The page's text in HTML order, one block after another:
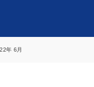
年 6月